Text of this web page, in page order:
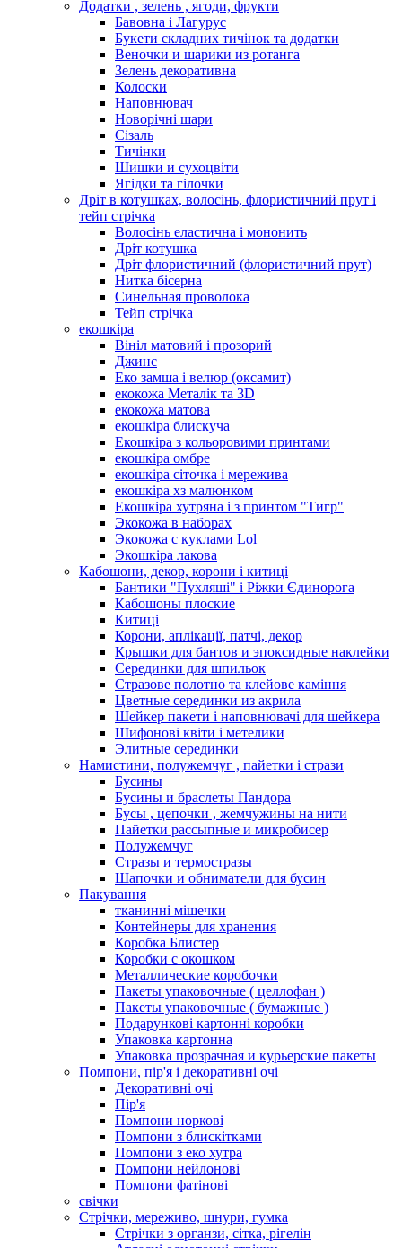
Додатки , зелень , ягоди, фрукти
Бавовна і Лагурус
Букети складних тичінок та додатки
Веночки и шарики из ротанга
Зелень декоративна
Колоски
Наповнювач
Новорічні шари
Сізаль
Тичінки
Шишки и сухоцвіти
Ягідки та гілочки
Дріт в котушках, волосінь, флористичний прут і
тейп стрічка
Волосінь еластична і мононить
Дріт котушка
Дріт флористичний (флористичний прут)
Нитка бісерна
Синельная проволока
Тейп стрічка
екошкіра
Вініл матовий і прозорий
Джинс
Еко замша і велюр (оксамит)
екокожа Металік та 3D
екокожа матова
екошкіра блискуча
Екошкіра з кольоровими принтами
екошкіра омбре
екошкіра сіточка і мережива
екошкіра хз малюнком
Екошкіра хутряна і з принтом "Тигр"
Экокожа в наборах
Экокожа с куклами Lol
Экошкiра лакова
Кабошони, декор, корони і китиці
Бантики "Пухляші" і Ріжки Єдинорога
Кабошоны плоские
Китиці
Корони, аплікації, патчі, декор
Крышки для бантов и эпоксидные наклейки
Серединки для шпильок
Стразове полотно та клейове каміння
Цветные серединки из акрила
Шейкер пакети і наповнювачі для шейкера
Шифонові квіти і метелики
Элитные серединки
Намистини, полужемчуг , пайетки і стрази
Бусины
Бусины и браслеты Пандора
Бусы , цепочки , жемчужины на нити
Пайетки рассыпные и микробисер
Полужемчуг
Стразы и термостразы
Шапочки и обниматели для бусин
Пакування
тканинні мішечки
Контейнеры для хранения
Коробка Блистер
Коробки с окошком
Металлические коробочки
Пакеты упаковочные ( целлофан )
Пакеты упаковочные ( бумажные )
Подарункові картонні коробки
Упаковка картонна
Упаковка прозрачная и курьерские пакеты
Помпони, пір'я і декоративні очі
Декоративні очі
Пір'я
Помпони норкові
Помпони з блискітками
Помпони з еко хутра
Помпони нейлонові
Помпони фатінові
свічки
Стрічки, мереживо, шнури, гумка
Стрічки з органзи, сітка, рігелін